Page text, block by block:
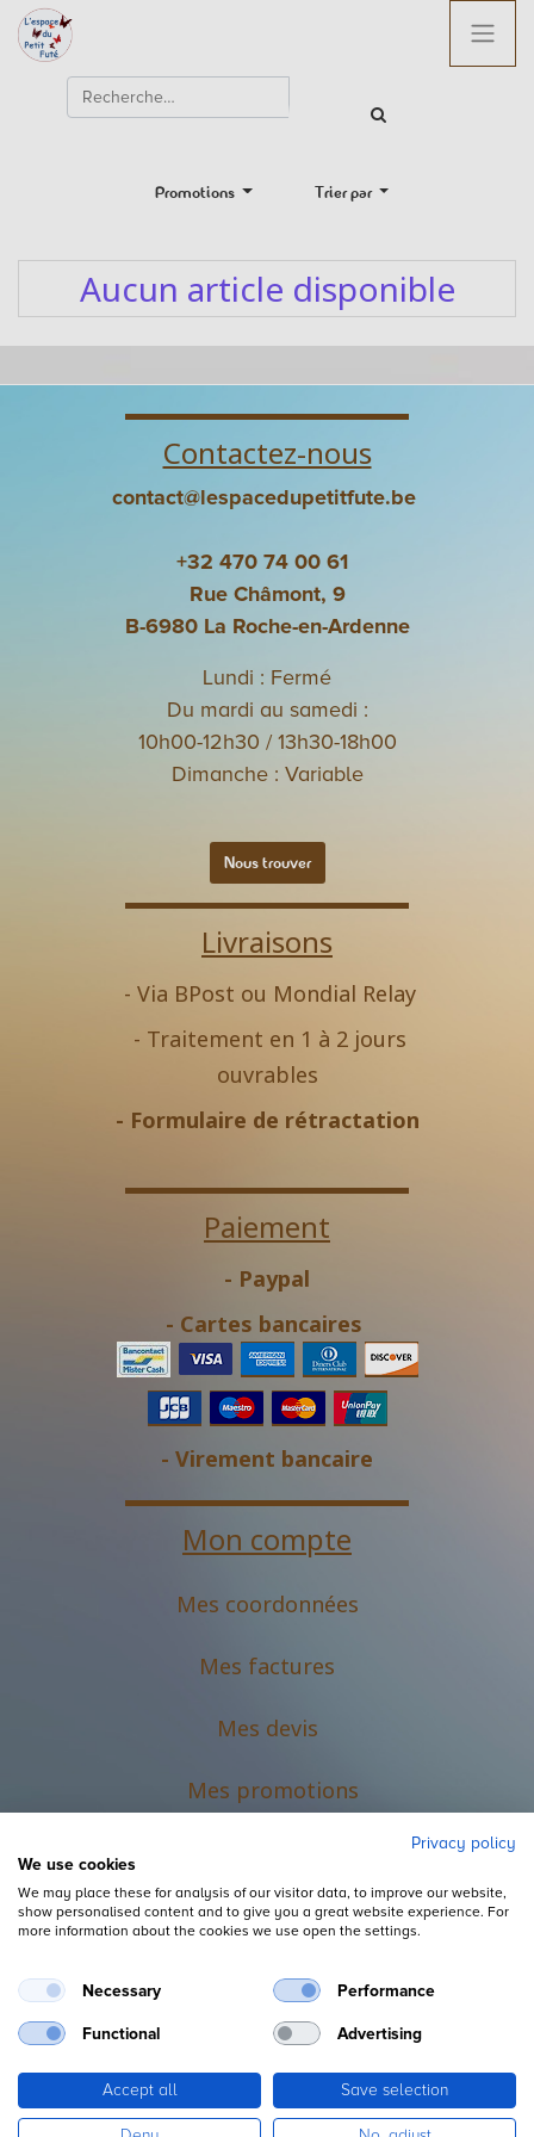
Promotions Trier par
Aucun article disponible
Contactez-nous
contact@lespacedupetitfute.be
+32 470 74 00 61
Rue Châmont, 9
B-6980 La Roche-en-Ardenne
Lundi : Fermé
Du mardi au samedi :
10h00-12h30 / 13h30-18h00
Dimanche : Variable
Nous trouver
Livraisons
- Via BPost ou Mondial Relay
- Traitement en 1 à 2 jours
ouvrables
- Formulaire de rétractation
Paiement
- Paypal
- Cartes bancaires
- Virement bancaire
Mon compte
Mes coordonnées
Mes factures
Mes devis
Mes promotions
Mentions légales
Copyright © L'Espace du Petit Futé
Privacy policy
We use cookies
We may place these for analysis of our visitor data, to improve our website,
show personalised content and to give you a great website experience. For
more information about the cookies we use open the settings.
Necessary Performance
Functional Advertising
Accept all Save selection